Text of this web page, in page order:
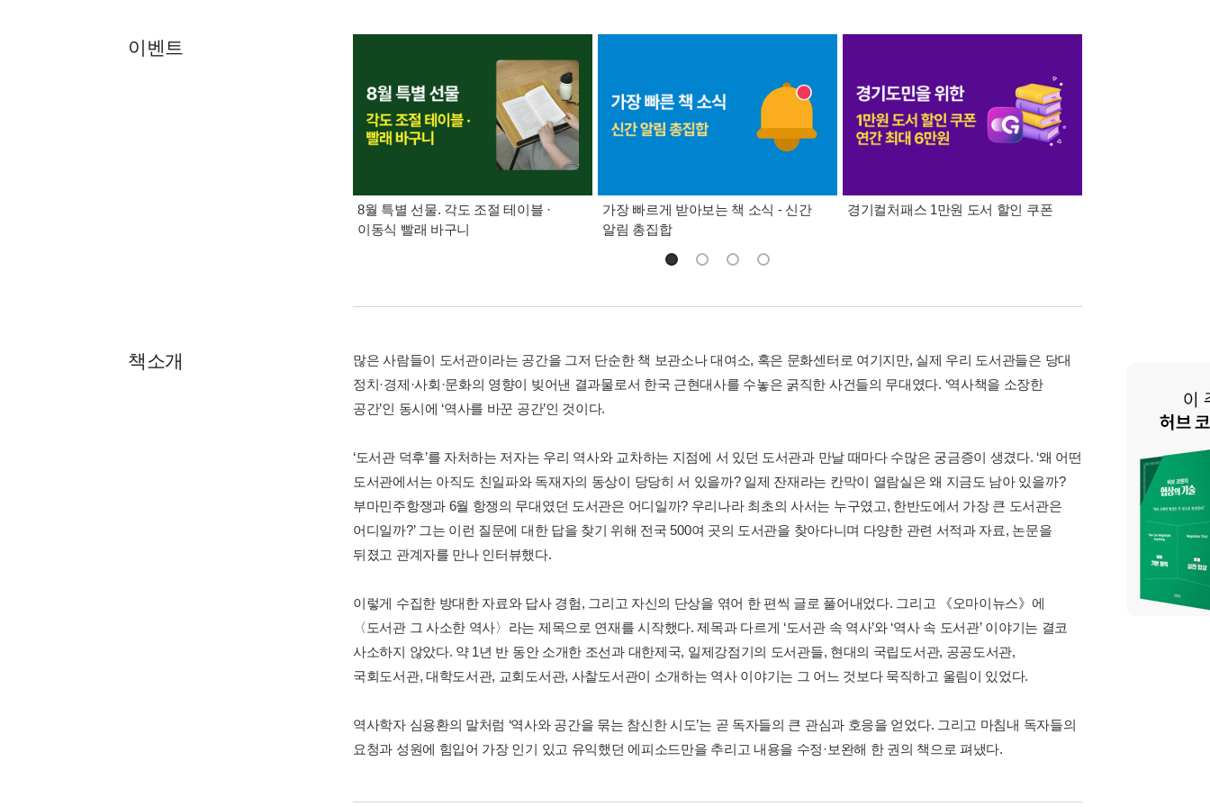
이벤트
8월 특별 선물. 각도 조절 테이블 ·
이동식 빨래 바구니
가장 빠르게 받아보는 책 소식 - 신간
알림 총집합
경기컬처패스 1만원 도서 할인 쿠폰
책소개
많은 사람들이 도서관이라는 공간을 그저 단순한 책 보관소나 대여소, 혹은 문화센터로 여기지만, 실제 우리 도서관들은 당대
정치·경제·사회·문화의 영향이 빚어낸 결과물로서 한국 근현대사를 수놓은 굵직한 사건들의 무대였다. ‘역사책을 소장한
공간’인 동시에 ‘역사를 바꾼 공간’인 것이다.
‘도서관 덕후’를 자처하는 저자는 우리 역사와 교차하는 지점에 서 있던 도서관과 만날 때마다 수많은 궁금증이 생겼다. ‘왜 어떤
도서관에서는 아직도 친일파와 독재자의 동상이 당당히 서 있을까? 일제 잔재라는 칸막이 열람실은 왜 지금도 남아 있을까?
부마민주항쟁과 6월 항쟁의 무대였던 도서관은 어디일까? 우리나라 최초의 사서는 누구였고, 한반도에서 가장 큰 도서관은
어디일까?’ 그는 이런 질문에 대한 답을 찾기 위해 전국 500여 곳의 도서관을 찾아다니며 다양한 관련 서적과 자료, 논문을
뒤졌고 관계자를 만나 인터뷰했다.
이렇게 수집한 방대한 자료와 답사 경험, 그리고 자신의 단상을 엮어 한 편씩 글로 풀어내었다. 그리고 《오마이뉴스》에
〈도서관 그 사소한 역사〉라는 제목으로 연재를 시작했다. 제목과 다르게 ‘도서관 속 역사’와 ‘역사 속 도서관’ 이야기는 결코
사소하지 않았다. 약 1년 반 동안 소개한 조선과 대한제국, 일제강점기의 도서관들, 현대의 국립도서관, 공공도서관,
국회도서관, 대학도서관, 교회도서관, 사찰도서관이 소개하는 역사 이야기는 그 어느 것보다 묵직하고 울림이 있었다.
역사학자 심용환의 말처럼 ‘역사와 공간을 묶는 참신한 시도’는 곧 독자들의 큰 관심과 호응을 얻었다. 그리고 마침내 독자들의
요청과 성원에 힘입어 가장 인기 있고 유익했던 에피소드만을 추리고 내용을 수정·보완해 한 권의 책으로 펴냈다.